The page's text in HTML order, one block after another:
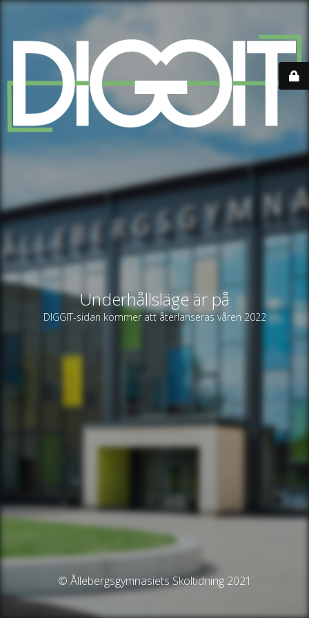
Underhållsläge är på
DIGGIT-sidan kommer att återlanseras våren 2022
© Ållebergsgymnasiets Skoltidning 2021